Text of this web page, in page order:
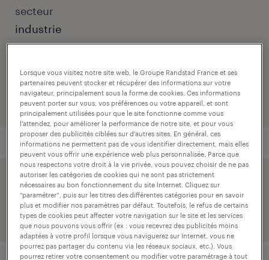
secteur
industrie
001-OR8-0004233_01C
postuler simplement avec votre profil linkedin.
Lorsque vous visitez notre site web, le Groupe Randstad France et ses
partenaires peuvent stocker et récupérer des informations sur votre
navigateur, principalement sous la forme de cookies. Ces informations
peuvent porter sur vous, vos préférences ou votre appareil, et sont
principalement utilisées pour que le site fonctionne comme vous
l’attendez, pour améliorer la performance de notre site, et pour vous
proposer des publicités ciblées sur d’autres sites. En général, ces
informations ne permettent pas de vous identifier directement, mais elles
peuvent vous offrir une expérience web plus personnalisée. Parce que
nous respectons votre droit à la vie privée, vous pouvez choisir de ne pas
autoriser les catégories de cookies qui ne sont pas strictement
nécessaires au bon fonctionnement du site Internet. Cliquez sur
“paramétrer”, puis sur les titres des différentes catégories pour en savoir
plus et modifier nos paramètres par défaut. Toutefois, le refus de certains
types de cookies peut affecter votre navigation sur le site et les services
que nous pouvons vous offrir (ex : vous recevrez des publicités moins
adaptées à votre profil lorsque vous naviguerez sur Internet, vous ne
pourrez pas partager du contenu via les réseaux sociaux, etc.). Vous
pourrez retirer votre consentement ou modifier votre paramétrage à tout